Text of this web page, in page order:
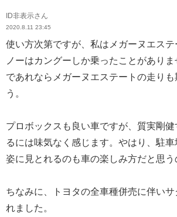
ID非表示さん
2020.8.11 23:45
使い方次第ですが、私はメガーヌエス
ノーはカングーしか乗ったことがあり
であれならメガーヌエステートの走りも
う。
プロボックスも良い車ですが、質実剛
るには味気なく感じます。やはり、駐
姿に見とれるのも車の楽しみ方だと思う
ちなみに、トヨタの全車種併売に伴いサ
れました。